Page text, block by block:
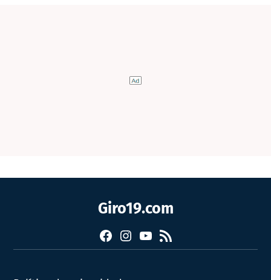
Giro19.com
Facebook
Instagram
YouTube
RSS